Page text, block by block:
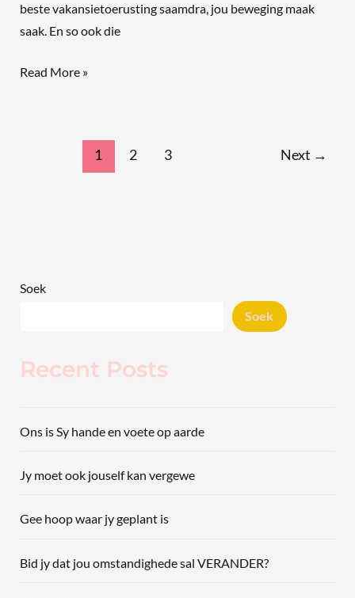
beste vakansietoerusting saamdra, jou beweging maak
saak. En so ook die
Read More »
1 2 3 Next →
Soek
Soek
Recent Posts
Ons is Sy hande en voete op aarde
Jy moet ook jouself kan vergewe
Gee hoop waar jy geplant is
Bid jy dat jou omstandighede sal VERANDER?